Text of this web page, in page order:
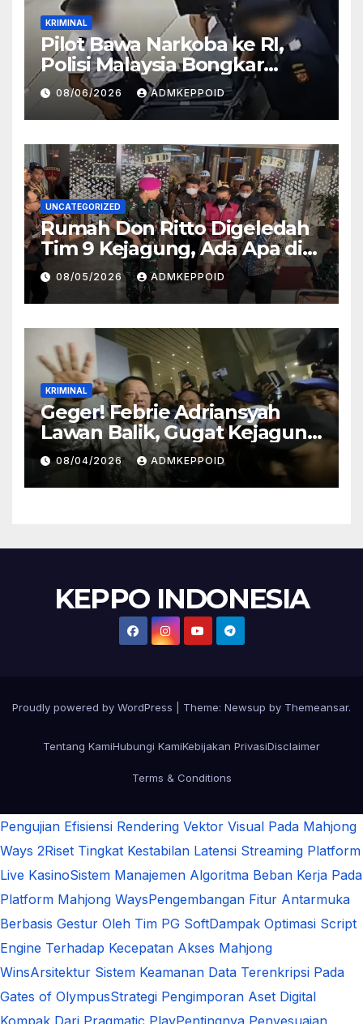
KRIMINAL
Pilot Bawa Narkoba ke RI,
Polisi Malaysia Bongkar
Sosok Pemasok di Balik
Kasus Ini
08/06/2026 ADMKEPPOID
UNCATEGORIZED
Rumah Don Ritto Digeledah
Tim 9 Kejagung, Ada Apa di
Balik Kasus TPPU Febrie?
08/05/2026 ADMKEPPOID
KRIMINAL
Geger! Febrie Adriansyah
Lawan Balik, Gugat Kejagung
dan Kortas Tipidkor Polri
Lewat Praperadilan
08/04/2026 ADMKEPPOID
KEPPO INDONESIA
Proudly powered by WordPress Theme: Newsup by Themeansar.
Tentang KamiHubungi KamiKebijakan PrivasiDisclaimer
Terms & Conditions
Pengujian Efisiensi Rendering Vektor Visual Pada Mahjong
Ways 2Riset Tingkat Kestabilan Latensi Streaming Platform
Live KasinoSistem Manajemen Algoritma Beban Kerja Pada
Platform Mahjong WaysPengembangan Fitur Antarmuka
Berbasis Gestur Oleh Tim PG SoftDampak Optimasi Script
Engine Terhadap Kecepatan Akses Mahjong
WinsArsitektur Sistem Keamanan Data Terenkripsi Pada
Gates of OlympusStrategi Pengimporan Aset Digital
Kompak Dari Pragmatic PlayPentingnya Penyesuaian